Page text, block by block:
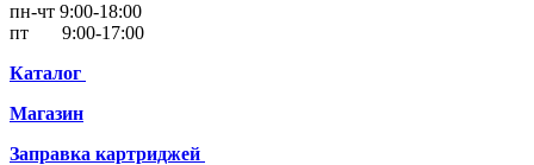
пн-чт 9:00-18:00
пт 9:00-17:00
Каталог
Магазин
Заправка картриджей